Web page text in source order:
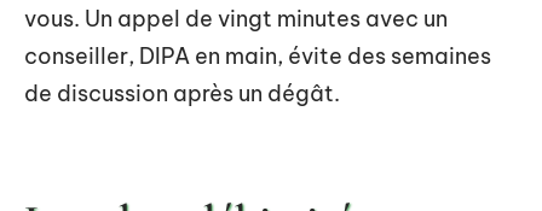
vous. Un appel de vingt minutes avec un
conseiller, DIPA en main, évite des semaines
de discussion après un dégât.